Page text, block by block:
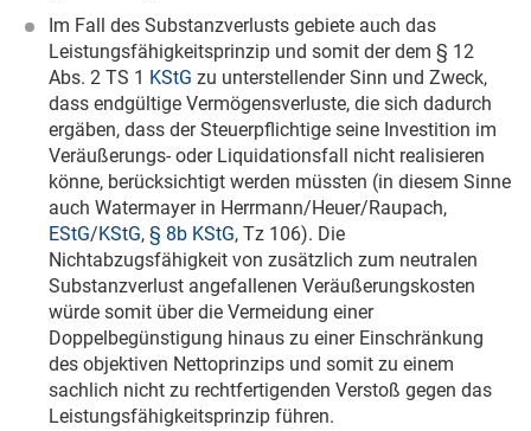
Im Fall des Substanzverlusts gebiete auch das
Leistungsfähigkeitsprinzip und somit der dem § 12
Abs. 2 TS 1 KStG zu unterstellender Sinn und Zweck,
dass endgültige Vermögensverluste, die sich dadurch
ergäben, dass der Steuerpflichtige seine Investition im
Veräußerungs- oder Liquidationsfall nicht realisieren
könne, berücksichtigt werden müssten (in diesem Sinne
auch Watermayer in Herrmann/Heuer/Raupach,
EStG/KStG, § 8b KStG, Tz 106). Die
Nichtabzugsfähigkeit von zusätzlich zum neutralen
Substanzverlust angefallenen Veräußerungskosten
würde somit über die Vermeidung einer
Doppelbegünstigung hinaus zu einer Einschränkung
des objektiven Nettoprinzips und somit zu einem
sachlich nicht zu rechtfertigenden Verstoß gegen das
Leistungsfähigkeitsprinzip führen.